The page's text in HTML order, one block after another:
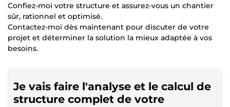
Confiez-moi votre structure et assurez-vous un chantier
sûr, rationnel et optimisé.
Contactez-moi dès maintenant pour discuter de votre
projet et déterminer la solution la mieux adaptée à vos
besoins.
Je vais faire l'analyse et le calcul de
structure complet de votre